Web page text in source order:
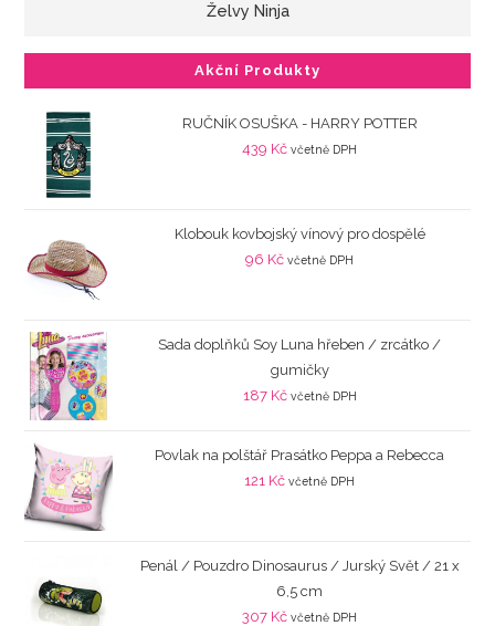
Želvy Ninja
Akční Produkty
RUČNÍK OSUŠKA - HARRY POTTER
439 Kč včetně DPH
Klobouk kovbojský vínový pro dospělé
96 Kč včetně DPH
Sada doplňků Soy Luna hřeben / zrcátko /
gumičky
187 Kč včetně DPH
Povlak na polštář Prasátko Peppa a Rebecca
121 Kč včetně DPH
Penál / Pouzdro Dinosaurus / Jurský Svět / 21 x
6,5 cm
307 Kč včetně DPH